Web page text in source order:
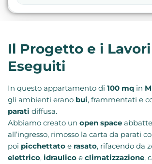
Il Progetto e i Lavori
Eseguiti
In questo appartamento di 100 mq in
gli ambienti erano bui, frammentati e
parati diffusa.
Abbiamo creato un open space
all’ingresso, rimosso la carta da parati
poi picchettato e rasato, rifacendo da
elettrico, idraulico e climatizzazione,